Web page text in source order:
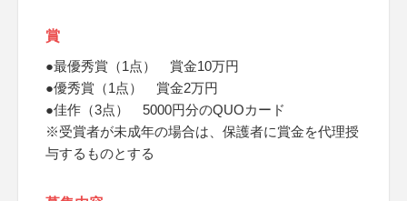
賞
●最優秀賞（1点） 賞金10万円
●優秀賞（1点） 賞金2万円
●佳作（3点） 5000円分のQUOカード
※受賞者が未成年の場合は、保護者に賞金を代理授
与するものとする